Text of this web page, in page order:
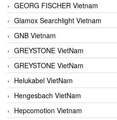
GEORG FISCHER Vietnam
Glamox Searchlight Vietnam
GNB Vietnam
GREYSTONE VietNam
GREYSTONE VietNam
Helukabel VietNam
Hengesbach VietNam
Hepcomotion Vietnam